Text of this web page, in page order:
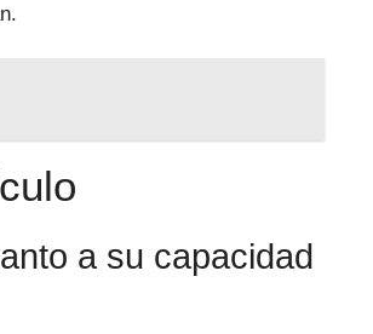
a su capacidad